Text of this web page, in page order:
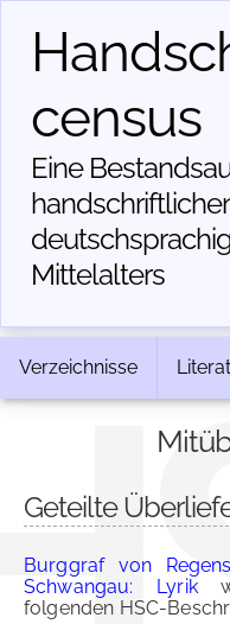
census
Eine
Mittelalters
Verzeichnisse
Geteilte
Burggraf von
Schwangau: Lyrik
folgenden HSC-